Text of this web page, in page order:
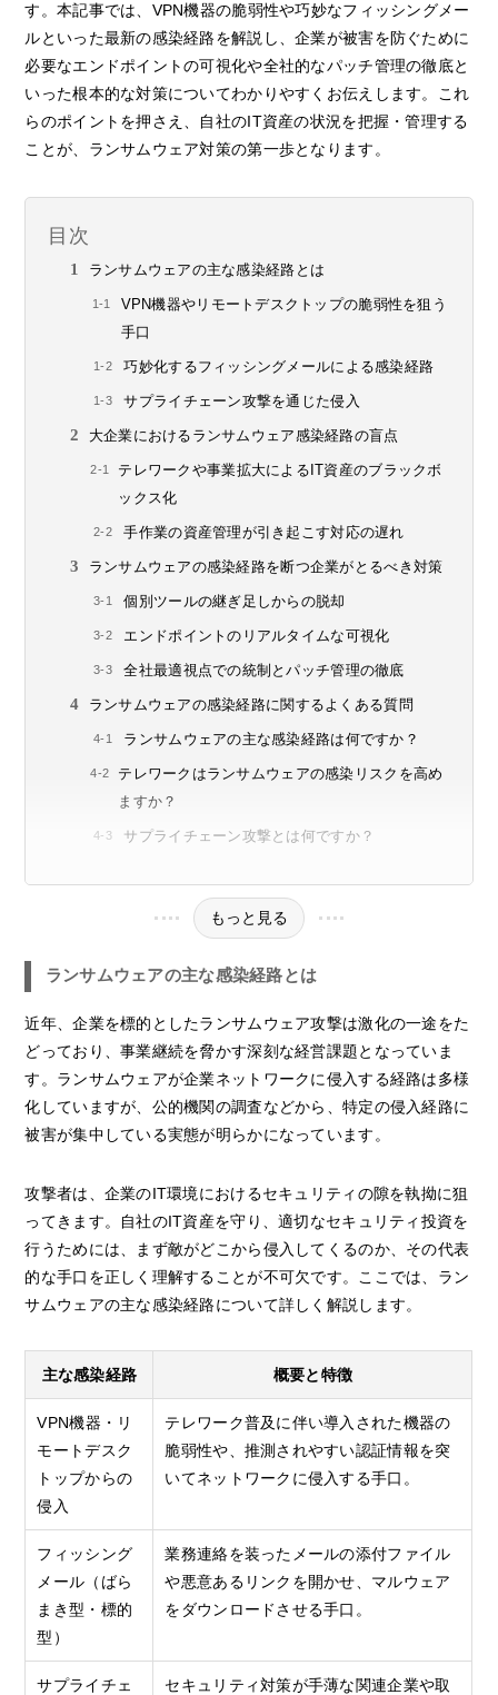
す。本記事では、VPN機器の脆弱性や巧妙なフィッシングメー
ルといった最新の感染経路を解説し、企業が被害を防ぐために
必要なエンドポイントの可視化や全社的なパッチ管理の徹底と
いった根本的な対策についてわかりやすくお伝えします。これ
らのポイントを押さえ、自社のIT資産の状況を把握・管理する
ことが、ランサムウェア対策の第一歩となります。
目次
ランサムウェアの主な感染経路とは
VPN機器やリモートデスクトップの脆弱性を狙う
手口
巧妙化するフィッシングメールによる感染経路
サプライチェーン攻撃を通じた侵入
大企業におけるランサムウェア感染経路の盲点
テレワークや事業拡大によるIT資産のブラックボ
ックス化
手作業の資産管理が引き起こす対応の遅れ
ランサムウェアの感染経路を断つ企業がとるべき対策
個別ツールの継ぎ足しからの脱却
エンドポイントのリアルタイムな可視化
全社最適視点での統制とパッチ管理の徹底
ランサムウェアの感染経路に関するよくある質問
ランサムウェアの主な感染経路は何ですか？
テレワークはランサムウェアの感染リスクを高め
ますか？
サプライチェーン攻撃とは何ですか？
もっと見る
ランサムウェアの主な感染経路とは
近年、企業を標的としたランサムウェア攻撃は激化の一途をた
どっており、事業継続を脅かす深刻な経営課題となっていま
す。ランサムウェアが企業ネットワークに侵入する経路は多様
化していますが、公的機関の調査などから、特定の侵入経路に
被害が集中している実態が明らかになっています。
攻撃者は、企業のIT環境におけるセキュリティの隙を執拗に狙
ってきます。自社のIT資産を守り、適切なセキュリティ投資を
行うためには、まず敵がどこから侵入してくるのか、その代表
的な手口を正しく理解することが不可欠です。ここでは、ラン
サムウェアの主な感染経路について詳しく解説します。
主な感染経路 概要と特徴
VPN機器・リ
モートデスク
トップからの
侵入
テレワーク普及に伴い導入された機器の
脆弱性や、推測されやすい認証情報を突
いてネットワークに侵入する手口。
フィッシング
メール（ばら
まき型・標的
型）
業務連絡を装ったメールの添付ファイル
や悪意あるリンクを開かせ、マルウェア
をダウンロードさせる手口。
サプライチェ
セキュリティ対策が手薄な関連企業や取